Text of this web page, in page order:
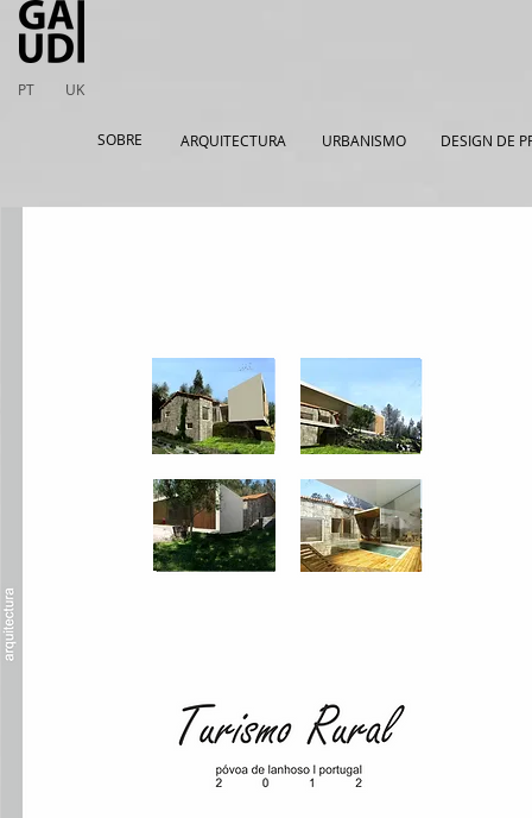
PT UK
SOBRE ARQUITECTURA URBANISMO DESIGN DE